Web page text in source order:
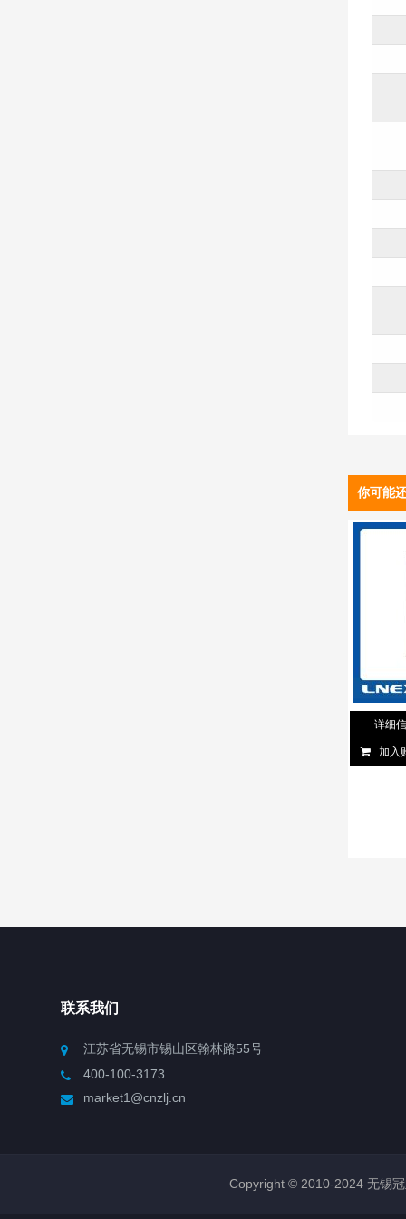
你可能
详细
加入
联系我们
江苏省无锡市锡山区翰林路55号
400-100-3173
market1@cnzlj.cn
Copyright © 2010-2024 无锡